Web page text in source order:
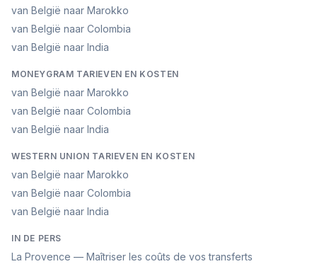
van België naar Marokko
van België naar Colombia
van België naar India
MONEYGRAM TARIEVEN EN KOSTEN
van België naar Marokko
van België naar Colombia
van België naar India
WESTERN UNION TARIEVEN EN KOSTEN
van België naar Marokko
van België naar Colombia
van België naar India
IN DE PERS
La Provence — Maîtriser les coûts de vos transferts